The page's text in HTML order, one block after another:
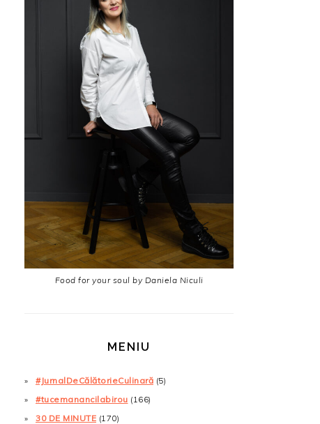
Food for your soul by Daniela Niculi
MENIU
#JurnalDeCălătorieCulinară (5)
#tucemanancilabirou (166)
30 DE MINUTE (170)